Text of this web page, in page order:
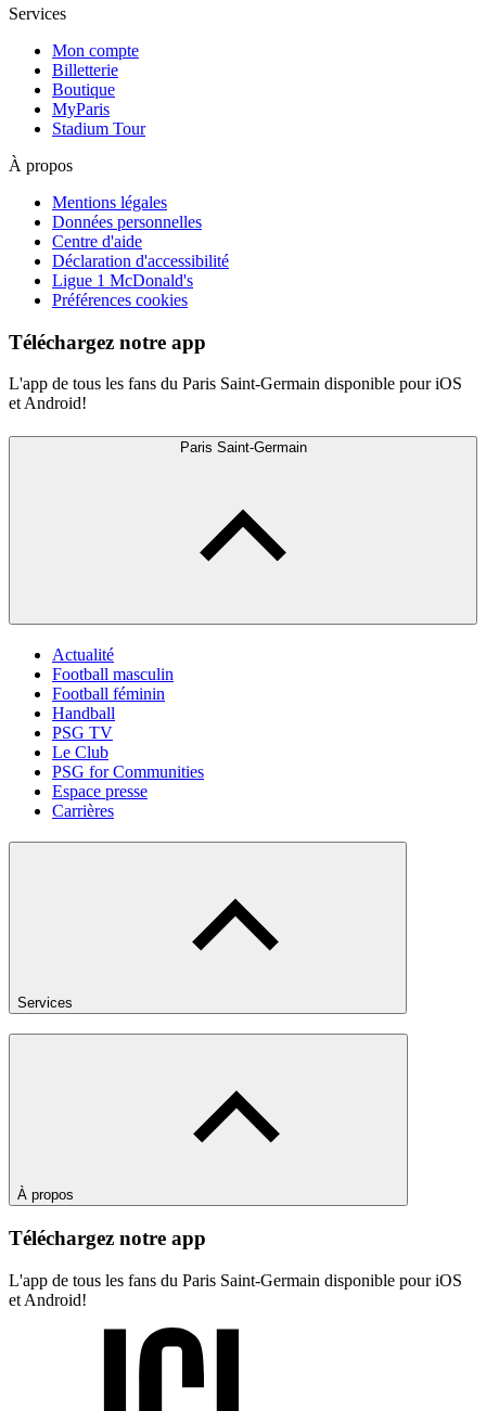
Services
Mon compte
Billetterie
Boutique
MyParis
Stadium Tour
À propos
Mentions légales
Données personnelles
Centre d'aide
Déclaration d'accessibilité
Ligue 1 McDonald's
Préférences cookies
Téléchargez notre app
L'app de tous les fans du Paris Saint-Germain disponible pour iOS
et Android!
Paris Saint-Germain
Actualité
Football masculin
Football féminin
Handball
PSG TV
Le Club
PSG for Communities
Espace presse
Carrières
Services
À propos
Téléchargez notre app
L'app de tous les fans du Paris Saint-Germain disponible pour iOS
et Android!